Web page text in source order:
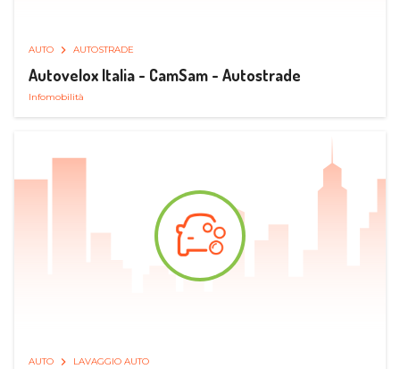
AUTO AUTOSTRADE
Autovelox Italia - CamSam - Autostrade
Infomobilità
AUTO LAVAGGIO AUTO